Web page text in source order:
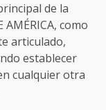
de la
AMÉRICA, como
articulado,
establecer
cualquier otra